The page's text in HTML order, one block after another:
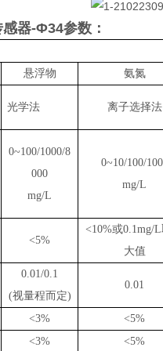
感器-Φ34参数：
悬浮物 氨氮
光学法 离子选择法
0~100/1000/8
000
mg/L
0~10/100/
mg/L
<5%
<10%或0.1mg/L
大值
0.01/0.1
(视量程而定)
0.01
<3% <5%
<3% <5%